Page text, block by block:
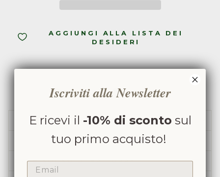
AGGIUNGI ALLA LISTA DEI
DESIDERI
Condividi
CondividiInstagram
Condividi
COME PUOI CONTATTARCI
CONSEGNA & RESO
HAI BISOGNO DI FATTURA?
Iscriviti alla Newsletter
E ricevi il -10% di sconto sul
tuo primo acquisto!
EMAIL